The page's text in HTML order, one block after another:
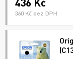
360 Kč bez DPH